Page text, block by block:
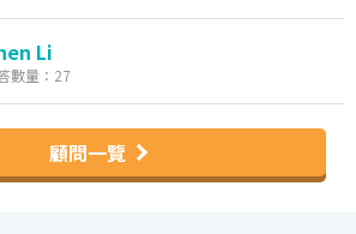
Li
數量：27
顧問一覽